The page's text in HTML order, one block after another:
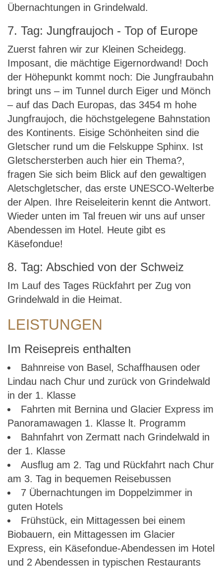
Übernachtungen in Grindelwald.
7. Tag: Jungfraujoch - Top of Europe
Zuerst fahren wir zur Kleinen Scheidegg.
Imposant, die mächtige Eigernordwand! Doch
der Höhepunkt kommt noch: Die Jungfraubahn
bringt uns – im Tunnel durch Eiger und Mönch
– auf das Dach Europas, das 3454 m hohe
Jungfraujoch, die höchstgelegene Bahnstation
des Kontinents. Eisige Schönheiten sind die
Gletscher rund um die Felskuppe Sphinx. Ist
Gletschersterben auch hier ein Thema?,
fragen Sie sich beim Blick auf den gewaltigen
Aletschgletscher, das erste UNESCO-Welterbe
der Alpen. Ihre Reiseleiterin kennt die Antwort.
Wieder unten im Tal freuen wir uns auf unser
Abendessen im Hotel. Heute gibt es
Käsefondue!
8. Tag: Abschied von der Schweiz
Im Lauf des Tages Rückfahrt per Zug von
Grindelwald in die Heimat.
LEISTUNGEN
Im Reisepreis enthalten
Bahnreise von Basel, Schaffhausen oder
Lindau nach Chur und zurück von Grindelwald
in der 1. Klasse
Fahrten mit Bernina und Glacier Express im
Panoramawagen 1. Klasse lt. Programm
Bahnfahrt von Zermatt nach Grindelwald in
der 1. Klasse
Ausflug am 2. Tag und Rückfahrt nach Chur
am 3. Tag in bequemen Reisebussen
7 Übernachtungen im Doppelzimmer in
guten Hotels
Frühstück, ein Mittagessen bei einem
Biobauern, ein Mittagessen im Glacier
Express, ein Käsefondue-Abendessen im Hotel
und 2 Abendessen in typischen Restaurants